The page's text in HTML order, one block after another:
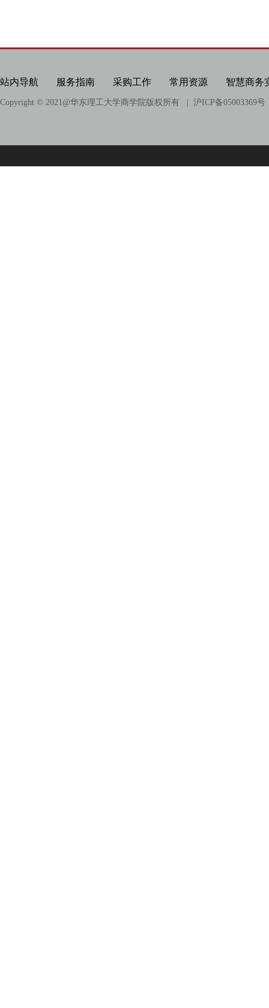
站内导航 服务指南 采购工作 常用资源 智慧商务
Copyright © 2021@华东理工大学商学院版权所有 | 沪ICP备05003369号